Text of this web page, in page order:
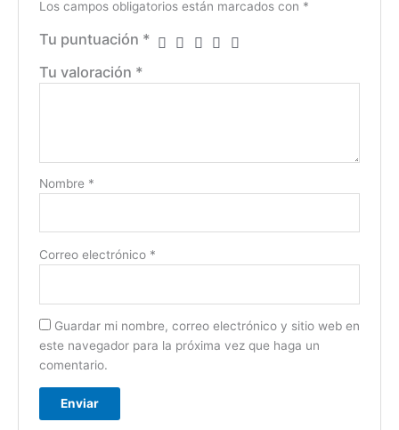
Los campos obligatorios están marcados con *
Tu puntuación *
Tu valoración *
Nombre *
Correo electrónico *
Guardar mi nombre, correo electrónico y sitio web en
este navegador para la próxima vez que haga un
comentario.